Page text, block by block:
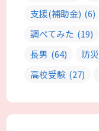
支援(補助金) (6)
調べてみた (19)
長男 (64) 防災
高校受験 (27)